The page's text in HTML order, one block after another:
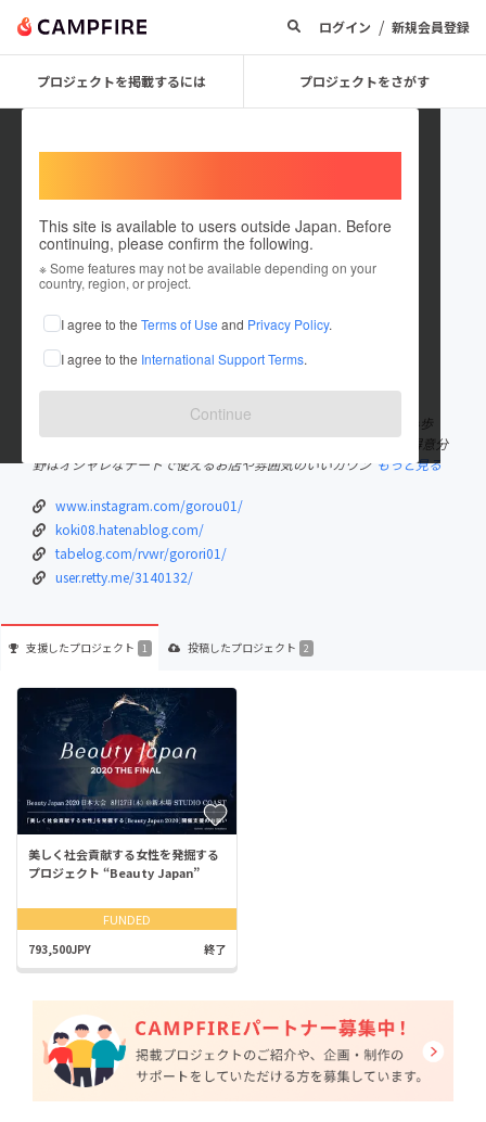
ログイン / 新規会員登録
プロジェクトを掲載するには プロジェクトをさがす
This site is available to users outside Japan. Before
continuing, please confirm the following.
※ Some features may not be available depending on your
country, region, or project.
I agree to the Terms of Use and Privacy Policy.
I agree to the International Support Terms.
Continue
Koki Inagaki
これまでに1回支援して2件のプロジェクトを投稿しています
在住国：日本 現在地：東京都
出身国：日本 出身地：宮崎県
日本酒と肉を愛するニート（嘘）年間300食以上を外食で食べ飲み歩
き、グルメ情報を発信。吉祥寺・恵比寿・渋谷周辺によく出没。得意分
野はオシャレなデートで使えるお店や雰囲気のいいカウン もっと見る
www.instagram.com/gorou01/
koki08.hatenablog.com/
tabelog.com/rvwr/gorori01/
user.retty.me/3140132/
支援したプロジェクト 1 投稿したプロジェクト 2
美しく社会貢献する女性を発掘する
プロジェクト “Beauty Japan”
FUNDED
793,500JPY 終了